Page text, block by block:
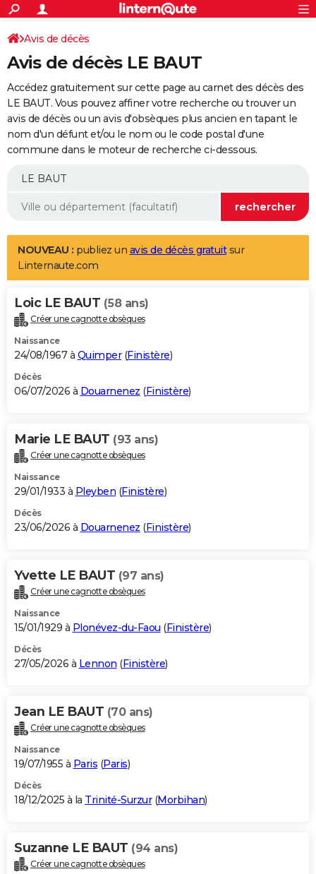
ACTUALITÉS
Politique
Société
Faits Divers
Education
Monde
Villes
+
SPORT
Coupe du monde 2026
Football
Tennis
Cyclisme
Rugby
Forum
Programme TV
TNTStreaming
Cinéma
Sorties cinéma
Musique
+FINANCE
Retraite
Epargne
Immobilier
Risques naturels par ville
Banque
Assurance
AUTO
Essais
Réserver un essai
Citadines
Berlines
SUV
Forum auto
+
Mobiles
Meilleur smartphone
Internet
Ordinateurs
Jeux vidéo
Guide high-tech
Aménagement intérieur
LIFESTYLE
Art de vivre
Bien-être
Loisirs
Mode
Modes de vie
Alimentation
Guide de la santé
Maladies
Médicaments
Sommeil
VOYAGE
Destinations
City break
Voyage nature
Voyage de noces
Forum
Climat
+PHOTO
GUIDES D'ACHAT
BONS PLANS
Carte de Noël
Carte Bonne année
Carte Saint-Valentin
Carte Pâques
Carte d'anniversaire
DICTIONNAIRE
Dictionnaire
Biographies
Citations
Expressions
Proverbes
PROGRAMME TV
S'inscrire
Se connecter
Lycées
Collèges
Primaires
Universités
Entreprises
Service militaire
Avis de recherche
AVIS DE DÉCÈS
Bricolage
Lifestyle
Culture
Sport
Auto
Television
Voyage
Cinema
Avis de décès
Avis de décès LE BAUT
Accédez gratuitement sur cette page au carnet des décès des
LE BAUT. Vous pouvez affiner votre recherche ou trouver un
avis de décès ou un avis d'obsèques plus ancien en tapant le
nom d'un défunt et/ou le nom ou le code postal d'une
commune dans le moteur de recherche ci-dessous.
NOUVEAU : publiez un avis de décès gratuitsur
Linternaute.com
Loic LE BAUT (58 ans)
Créer une cagnotte obsèques
Naissance
24/08/1967 à Quimper(Finistère)
Décès
06/07/2026 à Douarnenez (Finistère)
Marie LE BAUT (93 ans)
Créer une cagnotte obsèques
Naissance
29/01/1933 à Pleyben (Finistère)
Décès
23/06/2026 à Douarnenez (Finistère)
Yvette LE BAUT (97 ans)
Créer une cagnotte obsèques
Naissance
15/01/1929 à Plonévez-du-Faou (Finistère)
Décès
27/05/2026 à Lennon (Finistère)
Jean LE BAUT (70 ans)
Créer une cagnotte obsèques
Naissance
19/07/1955 à Paris (Paris)
Décès
18/12/2025 à la Trinité-Surzur(Morbihan)
Suzanne LE BAUT (94 ans)
Créer une cagnotte obsèques